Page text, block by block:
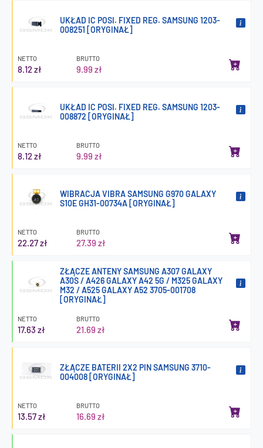
UKŁAD IC POSI. FIXED REG. SAMSUNG 1203-
008251 [ORYGINAŁ]
NETTO
8.12 zł
BRUTTO
9.99 zł
UKŁAD IC POSI. FIXED REG. SAMSUNG 1203-
008872 [ORYGINAŁ]
NETTO
8.12 zł
BRUTTO
9.99 zł
WIBRACJA VIBRA SAMSUNG G970 GALAXY
S10E GH31-00734A [ORYGINAŁ]
NETTO
22.27 zł
BRUTTO
27.39 zł
ZŁĄCZE ANTENY SAMSUNG A307 GALAXY
A30S / A426 GALAXY A42 5G / M325 GALAXY
M32 / A525 GALAXY A52 3705-001708
[ORYGINAŁ]
NETTO
17.63 zł
BRUTTO
21.69 zł
ZŁĄCZE BATERII 2X2 PIN SAMSUNG 3710-
004008 [ORYGINAŁ]
NETTO
13.57 zł
BRUTTO
16.69 zł